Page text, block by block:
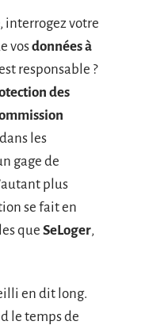
interrogez votre
vosdonnées à
responsable ?
des
dans les
gage de
plus
se fait en
que SeLoger,
en dit long.
le temps de